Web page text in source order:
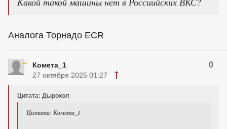
Аналога Торнадо ECR
Комета_1 0
27 октября 2025 01:27
Цитата: Дырокол
Цитата: Комета_1